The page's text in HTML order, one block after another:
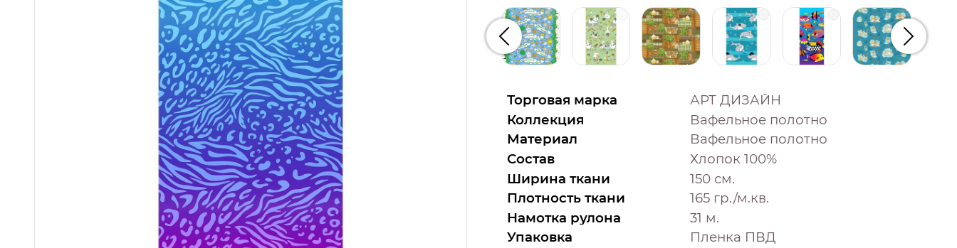
Предыдущий
Торговая марка
АРТ ДИЗАЙН
Коллекция
Вафельное полотно
Материал
Вафельное полотно
Состав
Хлопок 100%
Ширина ткани
150 см.
Плотность ткани
165 гр./м.кв.
Намотка рулона
31 м.
Упаковка
Пленка ПВД